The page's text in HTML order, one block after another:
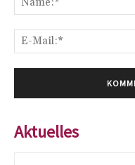
Aktuelles